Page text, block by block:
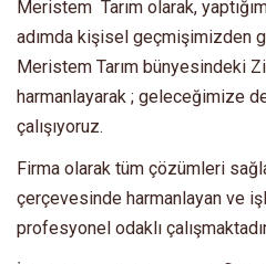
Meristem Tarım olarak,
adımda kişisel geçmişimizden
Meristem Tarım bünyesindeki
harmanlayarak ; geleceğimize
çalışıyoruz.
Firma olarak tüm çözümleri
çerçevesinde harmanlayan ve
profesyonel odaklı